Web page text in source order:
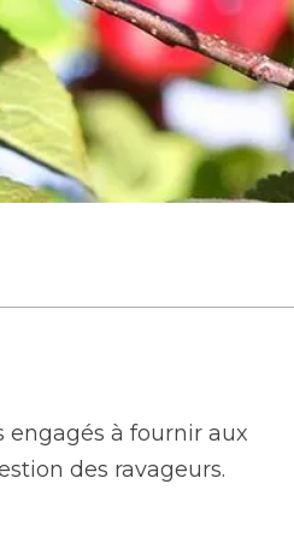
engagés à fournir aux
des ravageurs.